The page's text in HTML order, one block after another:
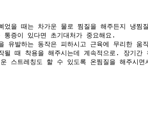
었을 때는 차가운 물로 찜질을 해주든지 냉
통증이 있다면 초기대처가 중요해요.
유발하는 동작은 피하시고 근육에 무리한
될 때 착용을 해주시는데 계속적으로. 장기
운 스트레칭도 할 수 있도록 온찜질을 해주시